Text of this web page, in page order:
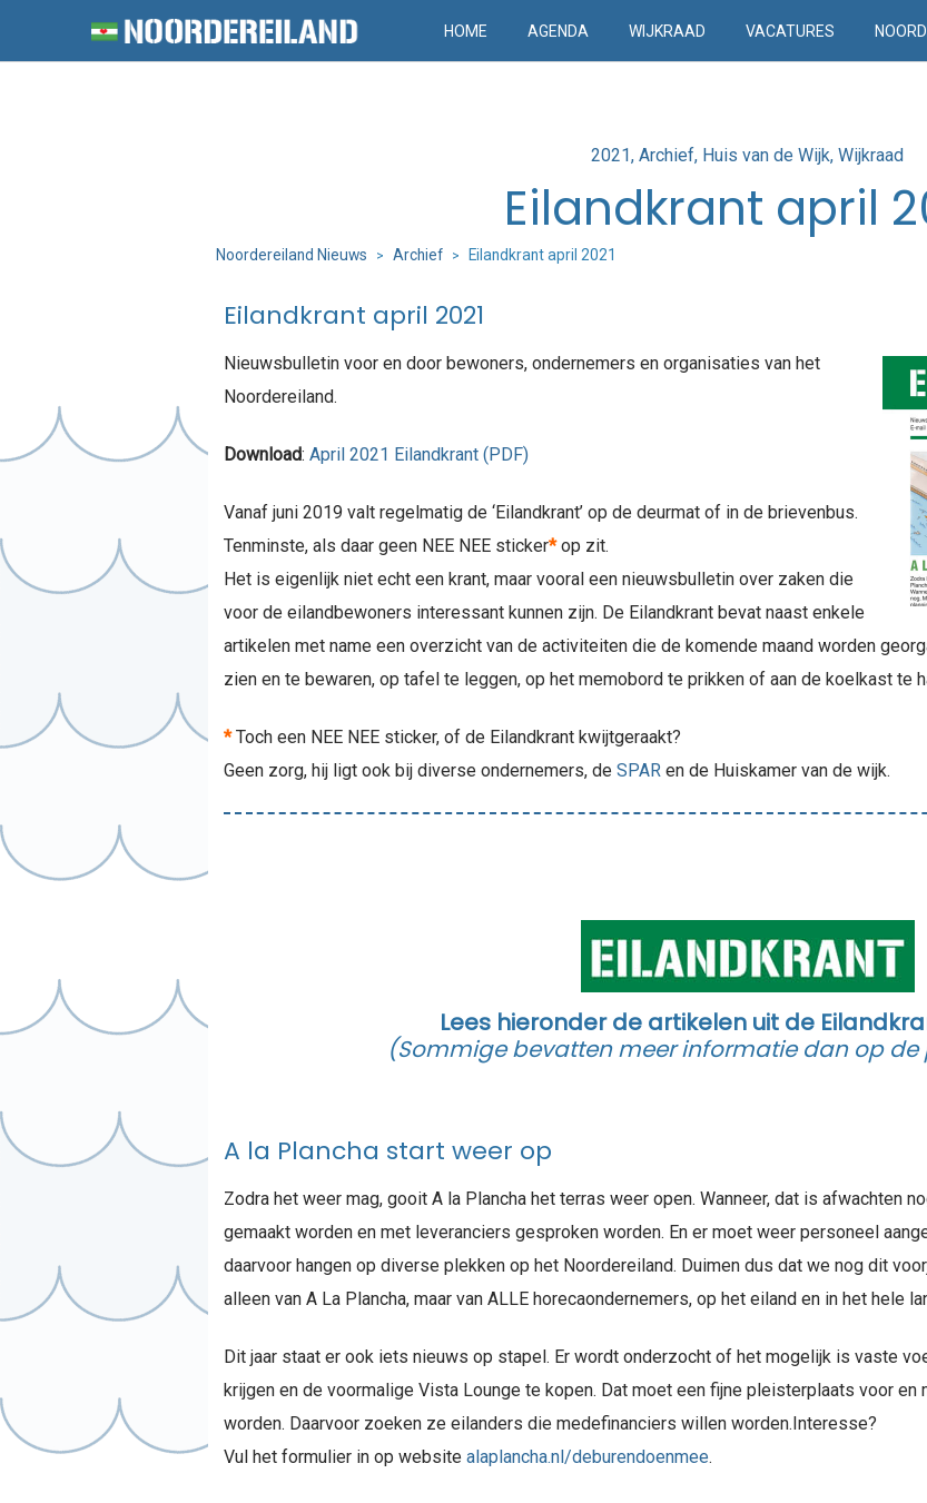
HOME AGENDA WIJKRAAD VACATURES
Posted
2021 Archief Huis van de Wijk Wijkraad
Eilandkrant april
Noordereiland Nieuws > Archief > Eilandkrant april 2021
Eilandkrant april 2021
Nieuwsbulletin voor en door bewoners, ondernemers en organisaties van het
Noordereiland.
Download: April 2021 Eilandkrant (PDF)
Vanaf juni 2019 valt regelmatig de ‘Eilandkrant’ op de deurmat of in de brievenbus.
Tenminste, als daar geen NEE NEE sticker*op zit.
Het is eigenlijk niet echt een krant, maar vooral een nieuwsbulletin over zaken die
voor de eilandbewoners interessant kunnen zijn. De Eilandkrant bevat naast enkele
artikelen met name een overzicht van de activiteiten die de komende maand worden
zien en te bewaren, op tafel te leggen, op het memobord te prikken of aan de koelkast te
*Toch een NEE NEE sticker, of de Eilandkrant kwijtgeraakt?
Geen zorg, hij ligt ook bij diverse ondernemers, de SPAR en de Huiskamer van de wijk.
Lees hieronder de artikelen uit de
(Sommige bevatten meer informatie dan op de
A la Plancha start weer op
Zodra het weer mag, gooit A la Plancha het terras weer open. Wanneer, dat is afwachten
gemaakt worden en met leveranciers gesproken worden. En er moet weer personeel
daarvoor hangen op diverse plekken op het Noordereiland. Duimen dus dat we nog dit
alleen van A La Plancha, maar van ALLE horecaondernemers, op het eiland en in het hele
Dit jaar staat er ook iets nieuws op stapel. Er wordt onderzocht of het mogelijk is vaste
krijgen en de voormalige Vista Lounge te kopen. Dat moet een fijne pleisterplaats voor en
worden. Daarvoor zoeken ze eilanders die medefinanciers willen worden.Interesse?
Vul het formulier in op website alaplancha.nl/deburendoenmee.